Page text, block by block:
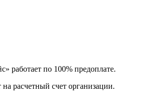
работает по 100% предоплате.
расчетный счет организации.